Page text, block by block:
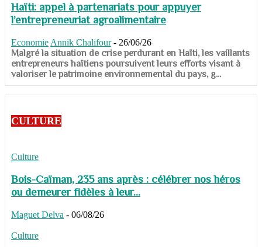
Haïti: appel à partenariats pour appuyer
l’entrepreneuriat agroalimentaire
Economie Annik Chalifour - 26/06/26
​​​​​​​Malgré la situation de crise perdurant en Haïti, les vaillants
entrepreneurs haïtiens poursuivent leurs efforts visant à
valoriser le patrimoine environnemental du pays, g...
CULTURE
Culture
Bois-Caïman, 235 ans après : célébrer nos héros
ou demeurer fidèles à leur...
Maguet Delva - 06/08/26
Culture